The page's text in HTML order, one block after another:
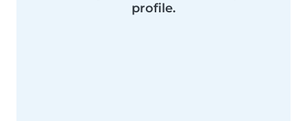
profile.